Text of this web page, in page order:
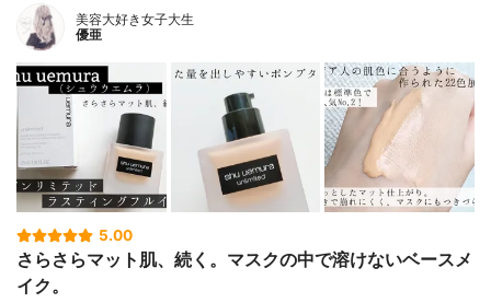
美容大好き女子大生
優亜
5.00
さらさらマット肌、続く。マスクの中で溶けないベースメ
イク。